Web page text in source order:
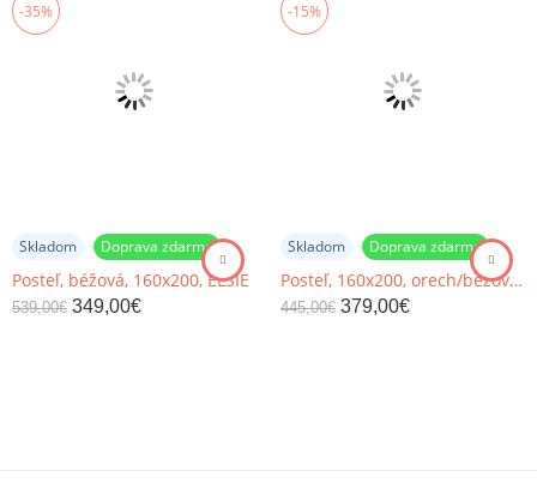
-35%
Skladom Doprava zdarma
Posteľ, béžová, 160x200, ELSIE
539,00€ 349,00€
-15%
Skladom Doprava zdarma
Posteľ, 160x200, orech/béžová, BETRA
445,00€ 379,00€